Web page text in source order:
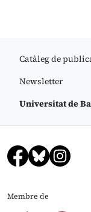
Catàleg de
Newsletter
Universitat de
Membre de